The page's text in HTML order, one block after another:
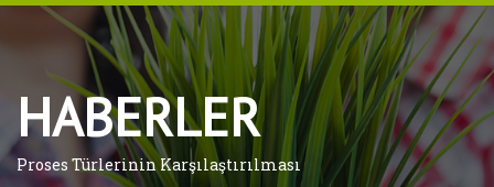
HABERLER
Proses Türlerinin Karşılaştırılması